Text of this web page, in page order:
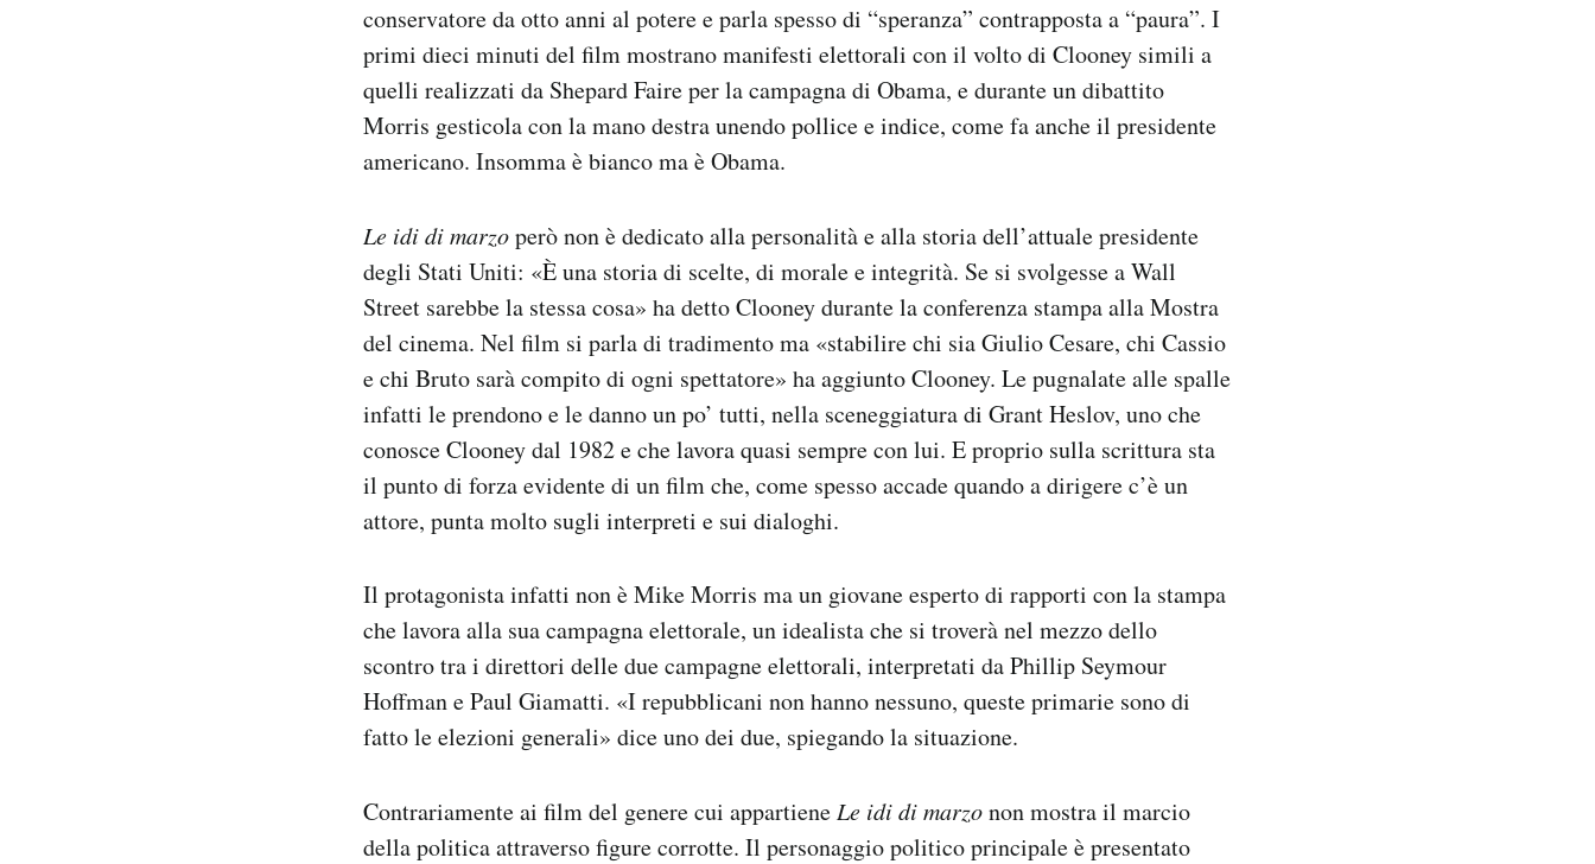
conservatore da otto anni al potere e parla spesso di “speranza” contrapposta a “paura”. I
primi dieci minuti del film mostrano manifesti elettorali con il volto di Clooney simili a
quelli realizzati da Shepard Faire per la campagna di Obama, e durante un dibattito
Morris gesticola con la mano destra unendo pollice e indice, come fa anche il presidente
americano. Insomma è bianco ma è Obama.
Le idi di marzoperò non è dedicato alla personalità e alla storia dell’attuale presidente
degli Stati Uniti: «È una storia di scelte, di morale e integrità. Se si svolgesse a Wall
Street sarebbe la stessa cosa» ha detto Clooney durante la conferenza stampa alla Mostra
del cinema. Nel film si parla di tradimento ma «stabilire chi sia Giulio Cesare, chi Cassio
e chi Bruto sarà compito di ogni spettatore» ha aggiunto Clooney. Le pugnalate alle spalle
infatti le prendono e le danno un po’ tutti, nella sceneggiatura di Grant Heslov, uno che
conosce Clooney dal 1982 e che lavora quasi sempre con lui. E proprio sulla scrittura sta
il punto di forza evidente di un film che, come spesso accade quando a dirigere c’è un
attore, punta molto sugli interpreti e sui dialoghi.
Il protagonista infatti non è Mike Morris ma un giovane esperto di rapporti con la stampa
che lavora alla sua campagna elettorale, un idealista che si troverà nel mezzo dello
scontro tra i direttori delle due campagne elettorali, interpretati da Phillip Seymour
Hoffman e Paul Giamatti. «I repubblicani non hanno nessuno, queste primarie sono di
fatto le elezioni generali» dice uno dei due, spiegando la situazione.
Contrariamente ai film del genere cui appartiene Le idi di marzonon mostra il marcio
della politica attraverso figure corrotte. Il personaggio politico principale è presentato